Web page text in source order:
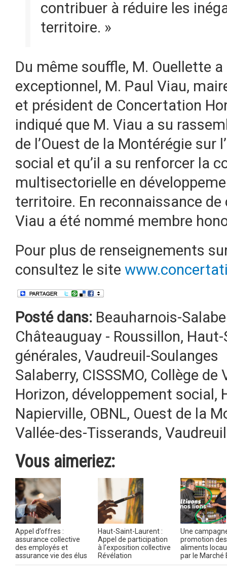
contribuer à réduire les
territoire. »
Du même souffle, M. Ouellette
exceptionnel, M. Paul Viau,
et président de Concertation
indiqué que M. Viau a su
de l’Ouest de la Montérégie sur
social et qu’il a su renforcer la
multisectorielle en
territoire. En reconnaissance
Viau a été nommé membre
Pour plus de renseignements
consultez le site
Posté dans: Beauharnois-
Châteauguay - Roussillon,
générales, Vaudreuil-Soulanges
Salaberry, CISSSMO, Collège de
Horizon, développement social,
Napierville, OBNL, Ouest de la
Vallée-des-Tisserands,
Vous aimeriez:
Appel d’offres :
assurance collective
des employés et
assurance vie des élus
Haut-Saint-Laurent :
Appel de participation
à l’exposition collective
Révélation
Une
promotion des
aliments
par le Marché